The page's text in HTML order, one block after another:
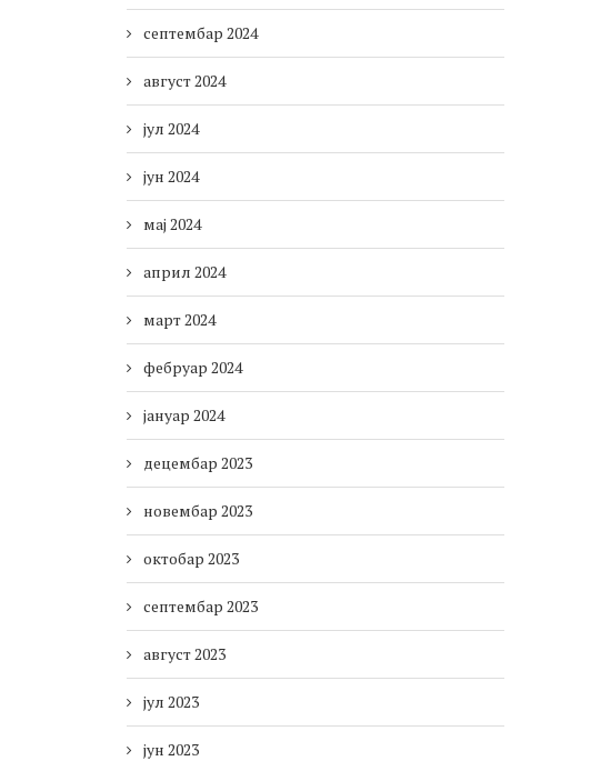
септембар 2024
август 2024
јул 2024
јун 2024
мај 2024
април 2024
март 2024
фебруар 2024
јануар 2024
децембар 2023
новембар 2023
октобар 2023
септембар 2023
август 2023
јул 2023
јун 2023